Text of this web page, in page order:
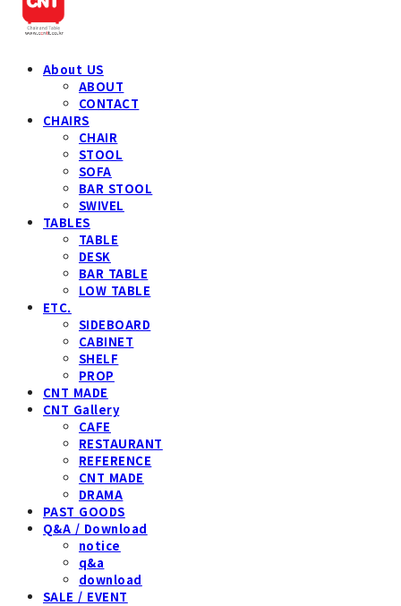
About US
ABOUT
CONTACT
CHAIRS
CHAIR
STOOL
SOFA
BAR STOOL
SWIVEL
TABLES
TABLE
DESK
BAR TABLE
LOW TABLE
ETC.
SIDEBOARD
CABINET
SHELF
PROP
CNT MADE
CNT Gallery
CAFE
RESTAURANT
REFERENCE
CNT MADE
DRAMA
PAST GOODS
Q&A / Download
notice
q&a
download
SALE / EVENT